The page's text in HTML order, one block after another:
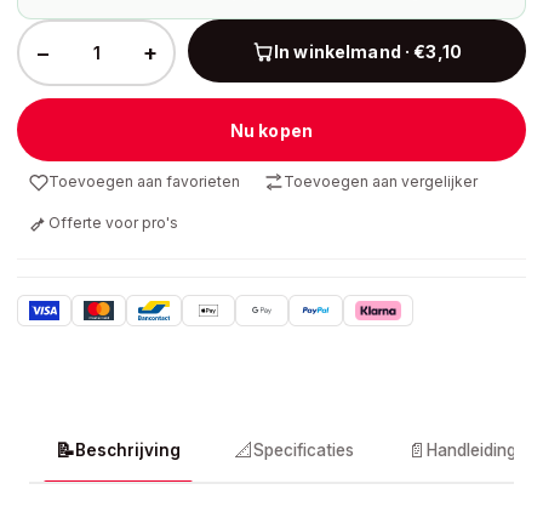
− + In winkelmand · €3,10
Nu kopen
Toevoegen aan favorieten Toevoegen aan vergelijker
Offerte voor pro's
📝Beschrijving 📐Specificaties 📄 Handleidingen